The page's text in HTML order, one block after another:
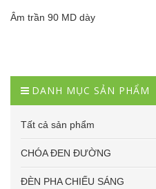
Âm trần 90 MD dày
DANH MỤC SẢN PHẨM
Tất cả sản phẩm
CHÓA ĐEN ĐƯỜNG
ĐÈN PHA CHIẾU SÁNG